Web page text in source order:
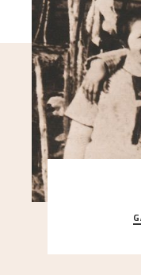
Bli kjent med
ettermæle